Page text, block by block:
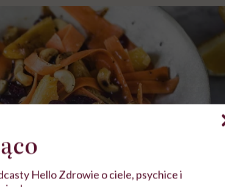
Hello Zdrowie o ciele, psychice i